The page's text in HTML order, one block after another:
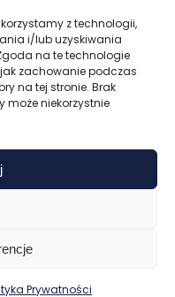
z technologii,
i/lub uzyskiwania
na te technologie
zachowanie podczas
na tej stronie. Brak
może niekorzystnie
Prywatności
opinie
Wyceń z logo